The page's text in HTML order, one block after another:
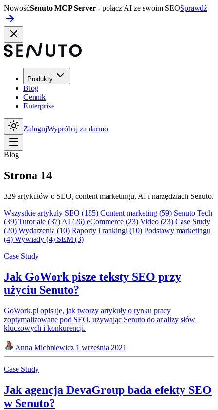
NowośćSenuto MCP Server - połącz AI ze swoim SEOSprawdź
Produkty
Blog
Cennik
Enterprise
ZalogujWypróbuj za darmo
Blog
Strona 14
329 artykułów o SEO, content marketingu, AI i narzędziach Senuto.
Wszystkie artykuły SEO (185) Content marketing (59) Senuto Tech
(39) Tutoriale (37) AI (26) eCommerce (23) Video (23) Case Study
(20) Wydarzenia (10) Raporty i rankingi (10) Podstawy marketingu
(4) Wywiady (4) SEM (3)
Case Study
Jak GoWork pisze teksty SEO przy
użyciu Senuto?
GoWork.pl opisuje, jak tworzy artykuły o rynku pracy
zoptymalizowane pod SEO, używając Senuto do analizy słów
kluczowych i konkurencji.
Anna Michniewicz 1 września 2021
Case Study
Jak agencja DevaGroup bada efekty SEO
w Senuto?